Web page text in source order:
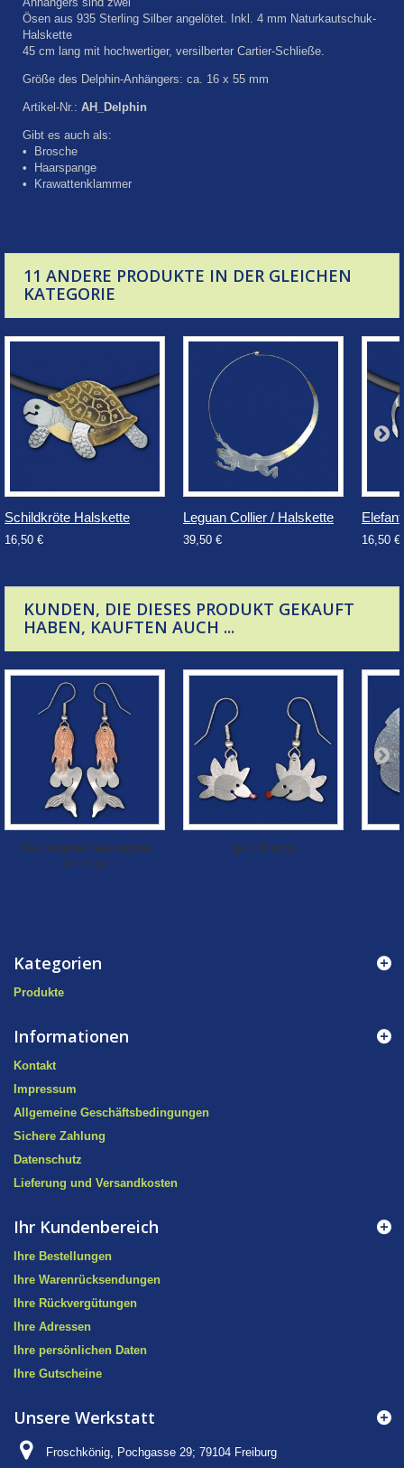
Ösen aus 935 Sterling Silber angelötet. Inkl. 4 mm Naturkautschuk-
Halskette
45 cm lang mit hochwertiger, versilberter Cartier-Schließe.
Größe des Delphin-Anhängers: ca. 16 x 55 mm
Artikel-Nr.: AH_Delphin
Gibt es auch als:
•
Brosche
•
Haarspange
•
Krawattenklammer
11 ANDERE PRODUKTE IN DER GLEICHEN
KATEGORIE
Schildkröte Halskette
16,50 €
Leguan Collier / Halskette
39,50 € 16,50 €
KUNDEN, DIE DIESES PRODUKT GEKAUFT
HABEN, KAUFTEN AUCH ...
Meerjungfrau Seejungfrau
Ohrringe
Igel Ohrringe
Kategorien
Produkte
Informationen
Kontakt
Impressum
Allgemeine Geschäftsbedingungen
Sichere Zahlung
Datenschutz
Lieferung und Versandkosten
Ihr Kundenbereich
Ihre Bestellungen
Ihre Warenrücksendungen
Ihre Rückvergütungen
Ihre Adressen
Ihre persönlichen Daten
Ihre Gutscheine
Unsere Werkstatt
Froschkönig, Pochgasse 29; 79104 Freiburg